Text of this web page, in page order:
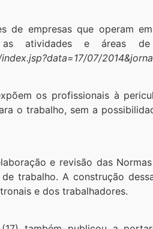
de empresas que operam
as atividades e áreas
07/
os profissionais à
o trabalho, sem a
e revisão das
trabalho. A construção
e dos trabalhadores.